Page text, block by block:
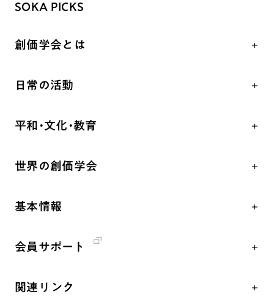
SOKA PICKS
創価学会とは
祈り
聖典
釈尊～法華経
創価学会の三代会長
第2代会長・戸田城聖先生
日常の活動
座談会
仏法を語る
年間の活動について
彼岸
平和・文化・教育
「人権文化」「ジェンダー平等」を促進
人道支援
展示活動
世界の創価学会
基本情報
創価学会 社会憲章
会員サポート
関連リンク